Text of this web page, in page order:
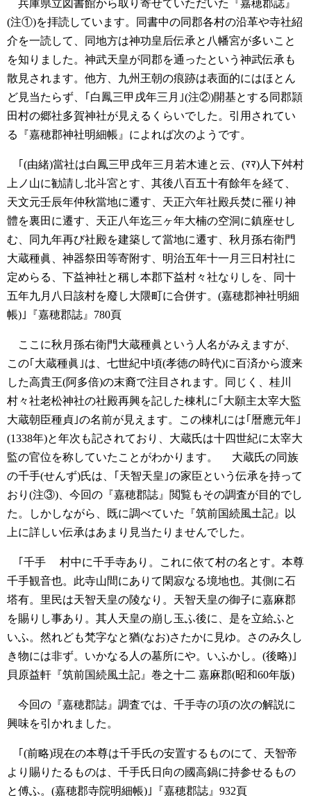
兵庫県立図書館から取り寄せていただいた『嘉穂郡誌』
(注①)を拝読しています。同書中の同郡各村の沿革や寺社紹
介を一読して、同地方は神功皇后伝承と八幡宮が多いこと
を知りました。神武天皇が同郡を通ったという神武伝承も
散見されます。他方、九州王朝の痕跡は表面的にはほとん
ど見当たらず、｢白鳳三甲戌年三月｣(注②)開基とする同郡頴
田村の郷社多賀神社が見えるくらいでした。引用されてい
る『嘉穂郡神社明細帳』によれば次のようです。
｢(由緒)當社は白鳳三甲戌年三月若木連と云、(ﾏﾏ)人下舛村
上ノ山に勧請し北斗宮とす、其後八百五十有餘年を経て、
天文元壬辰年仲秋當地に遷す、天正六年社殿兵焚に罹り神
體を裏田に遷す、天正八年迄三ヶ年大楠の空洞に鎮座せし
む、同九年再び社殿を建築して當地に遷す、秋月孫右衛門
大蔵種眞、神器祭田等寄附す、明治五年十一月三日村社に
定めらる、下益神社と稱し本郡下益村々社なりしを、同十
五年九月八日該村を廢し大隈町に合併す。(嘉穂郡神社明細
帳)｣『嘉穂郡誌』780頁
ここに秋月孫右衛門大蔵種眞という人名がみえますが、
この｢大蔵種眞｣は、七世紀中頃(孝徳の時代)に百済から渡来
した高貴王(阿多倍)の末裔で注目されます。同じく、桂川
村々社老松神社の社殿再興を記した棟札に｢大願主太宰大監
大蔵朝臣種貞｣の名前が見えます。この棟札には｢暦應元年｣
(1338年)と年次も記されており、大蔵氏は十四世紀に太宰大
監の官位を称していたことがわかります。
大蔵氏の同族
の千手(せんず)氏は、｢天智天皇｣の家臣という伝承を持って
おり(注③)、今回の『嘉穂郡誌』閲覧もその調査が目的でし
た。しかしながら、既に調べていた『筑前国続風土記』以
上に詳しい伝承はあまり見当たりませんでした。
｢千手 村中に千手寺あり。これに依て村の名とす。本尊
千手観音也。此寺山間にありて閑寂なる境地也。其側に石
塔有。里民は天智天皇の陵なり。天智天皇の御子に嘉麻郡
を賜りし事あり。其人天皇の崩し玉ふ後に、是を立給ふと
いふ。然れども梵字なと猶(なお)さたかに見ゆ。さのみ久し
き物には非ず。いかなる人の墓所にや。いふかし。(後略)｣
貝原益軒『筑前国続風土記』巻之十二 嘉麻郡(昭和60年版)
今回の『嘉穂郡誌』調査では、千手寺の項の次の解説に
興味を引かれました。
｢(前略)現在の本尊は千手氏の安置するものにて、天智帝
より賜りたるものは、千手氏日向の國高鍋に持参せるもの
と傅ふ。(嘉穂郡寺院明細帳)｣『嘉穂郡誌』932頁